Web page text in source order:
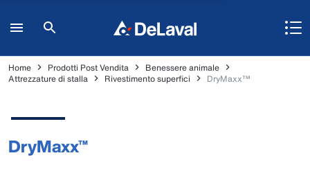
Home Prodotti Post Vendita
Benessere animale
Attrezzature di stalla
Rivestimento superfici DryMaxx™
DryMaxx™